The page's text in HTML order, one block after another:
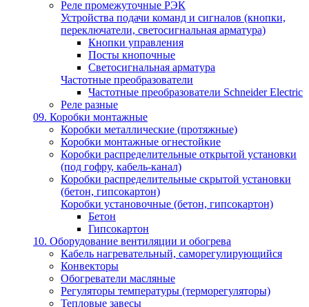
Реле промежуточные РЭК
Устройства подачи команд и сигналов (кнопки,
переключатели, светосигнальная арматура)
Кнопки управления
Посты кнопочные
Светосигнальная арматура
Частотные преобразователи
Частотные преобразователи Schneider Electric
Реле разные
09. Коробки монтажные
Коробки металлические (протяжные)
Коробки монтажные огнестойкие
Коробки распределительные открытой установки
(под гофру, кабель-канал)
Коробки распределительные скрытой установки
(бетон, гипсокартон)
Коробки установочные (бетон, гипсокартон)
Бетон
Гипсокартон
10. Оборудование вентиляции и обогрева
Кабель нагревательный, саморегулирующийся
Конвекторы
Обогреватели масляные
Регуляторы температуры (терморегуляторы)
Тепловые завесы